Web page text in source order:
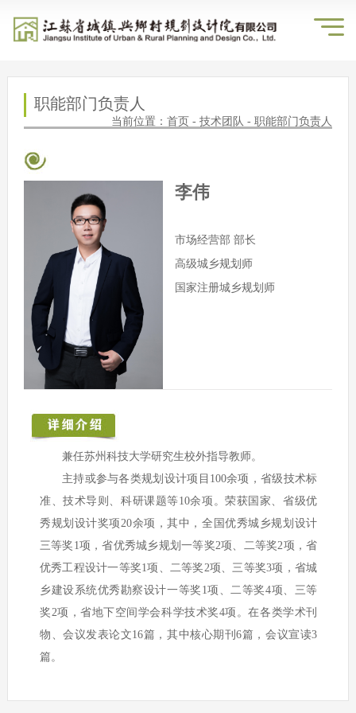
职能部门负责人
当前位置：首页 -技术团队 -职能部门负责人
李伟
市场经营部 部长
高级城乡规划师
国家注册城乡规划师
兼任苏州科技大学研究生校外指导教师。
主持或参与各类规划设计项目100余项，省级技术标
准、技术导则、科研课题等10余项。荣获国家、省级优
秀规划设计奖项20余项，其中，全国优秀城乡规划设计
三等奖1项，省优秀城乡规划一等奖2项、二等奖2项，省
优秀工程设计一等奖1项、二等奖2项、三等奖3项，省城
乡建设系统优秀勘察设计一等奖1项、二等奖4项、三等
奖2项，省地下空间学会科学技术奖4项。在各类学术刊
物、会议发表论文16篇，其中核心期刊6篇，会议宣读3
篇。